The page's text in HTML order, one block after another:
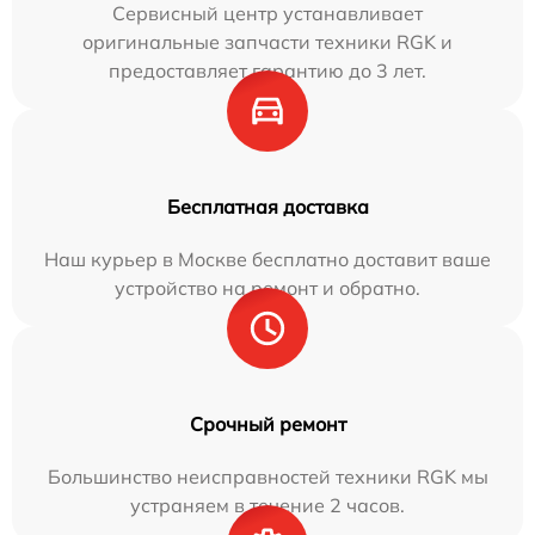
Сервисный центр устанавливает
оригинальные запчасти техники RGK и
предоставляет гарантию до 3 лет.
Бесплатная доставка
Наш курьер в Москве бесплатно доставит ваше
устройство на ремонт и обратно.
Срочный ремонт
Большинство неисправностей техники RGK мы
устраняем в течение 2 часов.